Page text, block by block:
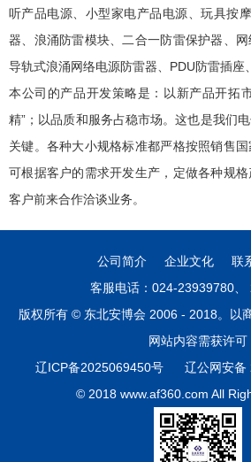
听产品电源、小型家电产品电源、玩具按
器、浪涌防雷模块、二合一防雷保护器、网
导轨式浪涌网络电源防雷器、PDU防雷插座
本公司的产品开发策略是：以新产品开拓
精”；以品质和服务占稳市场。这也是我们
关键。各种大小规格标准都严格按照销售国
可根据客户的需求开发生产，定做各种规
客户前来合作洽谈业务。
公司简介 企业文化
联
客服电话：024-23939780、
版权所有 © 东北安博会 2006 - 2018。以
网站内容需获许可
辽ICP备2025069450号
辽公网安备
© 2018 www.af360.com All